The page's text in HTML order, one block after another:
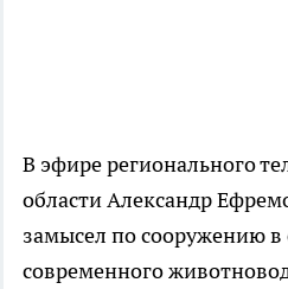
В эфире регионального
области Александр
замысел по сооружению в
современного